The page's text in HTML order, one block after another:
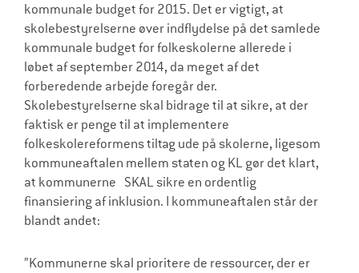
kommunale budget for 2015. Det er vigtigt, at
skolebestyrelserne øver indflydelse på det samlede
kommunale budget for folkeskolerne allerede i
løbet af september 2014, da meget af det
forberedende arbejde foregår der.
Skolebestyrelserne skal bidrage til at sikre, at der
faktisk er penge til at implementere
folkeskolereformens tiltag ude på skolerne, ligesom
kommuneaftalen mellem staten og KL gør det klart,
at kommunerne SKAL sikre en ordentlig
finansiering af inklusion. I kommuneaftalen står der
blandt andet:
”Kommunerne skal prioritere de ressourcer, der er